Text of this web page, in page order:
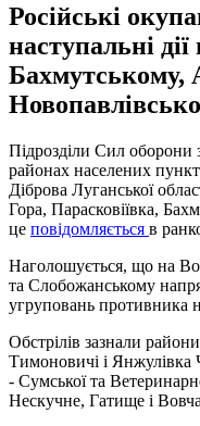
Російські
наступальні
Бахмутському,
Підрозділи Сил оборони
районах населених
Діброва Луганської
Гора, Парасковіївка,
це повідомляється в
Наголошується, що на
та Слобожанському
угруповань противника
Обстрілів зазнали
Тимоновичі і Янжулівка
- Сумської та
Нескучне, Гатище і